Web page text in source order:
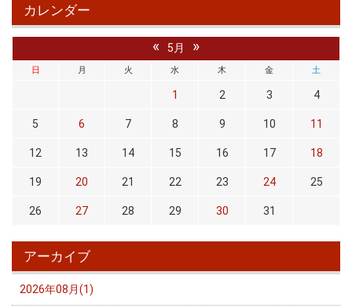
カレンダー
« 5月 »
日 月 火 水 木 金 土
1 2 3 4
5 6 7 8 9 10 11
12 13 14 15 16 17 18
19 20 21 22 23 24 25
26 27 28 29 30 31
アーカイブ
2026年08月(1)